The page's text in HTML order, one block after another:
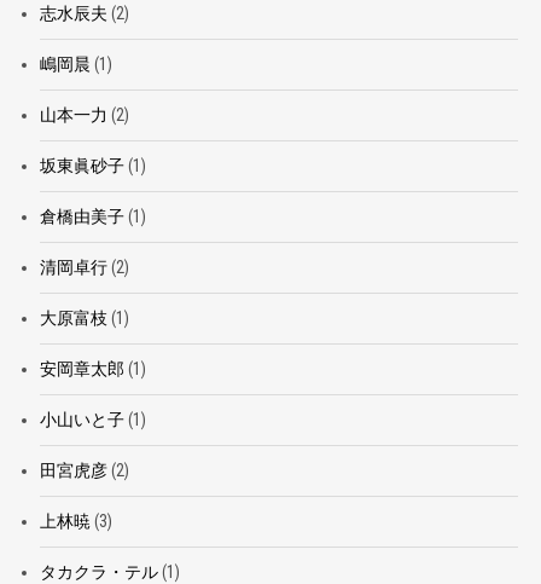
志水辰夫 (2)
嶋岡晨 (1)
山本一力 (2)
坂東眞砂子(1)
倉橋由美子(1)
清岡卓行(2)
大原富枝 (1)
安岡章太郎 (1)
小山いと子(1)
田宮虎彦(2)
上林暁 (3)
タカクラ・テル(1)